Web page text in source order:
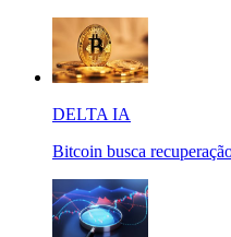
DELTA IA
Bitcoin busca